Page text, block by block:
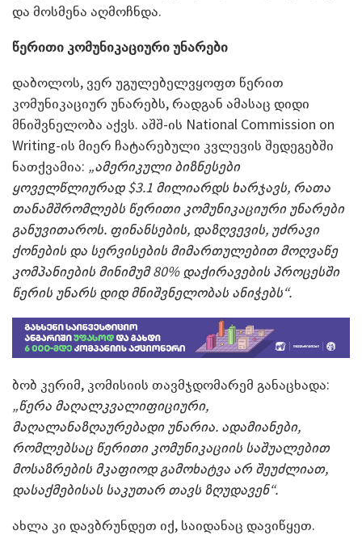
და მოსმენა აღმოჩნდა.
წერითი კომუნიკაციური უნარები
დაბოლოს, ვერ უგულებელვყოფთ წერით
კომუნიკაციურ უნარებს, რადგან ამასაც დიდი
მნიშვნელობა აქვს. აშშ-ის National Commission on
Writing-ის მიერ ჩატარებული კვლევის შედეგებში
ნათქვამია: „ამერიკული ბიზნესები
ყოველწლიურად $3.1 მილიარდს ხარჯავს, რათა
თანამშრომლებს წერითი კომუნიკაციური უნარები
განუვითაროს. ფინანსების, დაზღვევის, უძრავი
ქონების და სერვისების მიმართულებით მოღვაწე
კომპანიების მინიმუმ 80% დაქირავების პროცესში
წერის უნარს დიდ მნიშვნელობას ანიჭებს“.
ბობ კერიმ, კომისიის თავმჯდომარემ განაცხადა:
„წერა მაღალკვალიფიციური,
მაღალანაზღაურებადი უნარია. ადამიანები,
რომლებსაც წერითი კომუნიკაციის საშუალებით
მოსაზრების მკაფიოდ გამოხატვა არ შეუძლიათ,
დასაქმებისას საკუთარ თავს ზღუდავენ“.
ახლა კი დავბრუნდეთ იქ, საიდანაც დავიწყეთ.